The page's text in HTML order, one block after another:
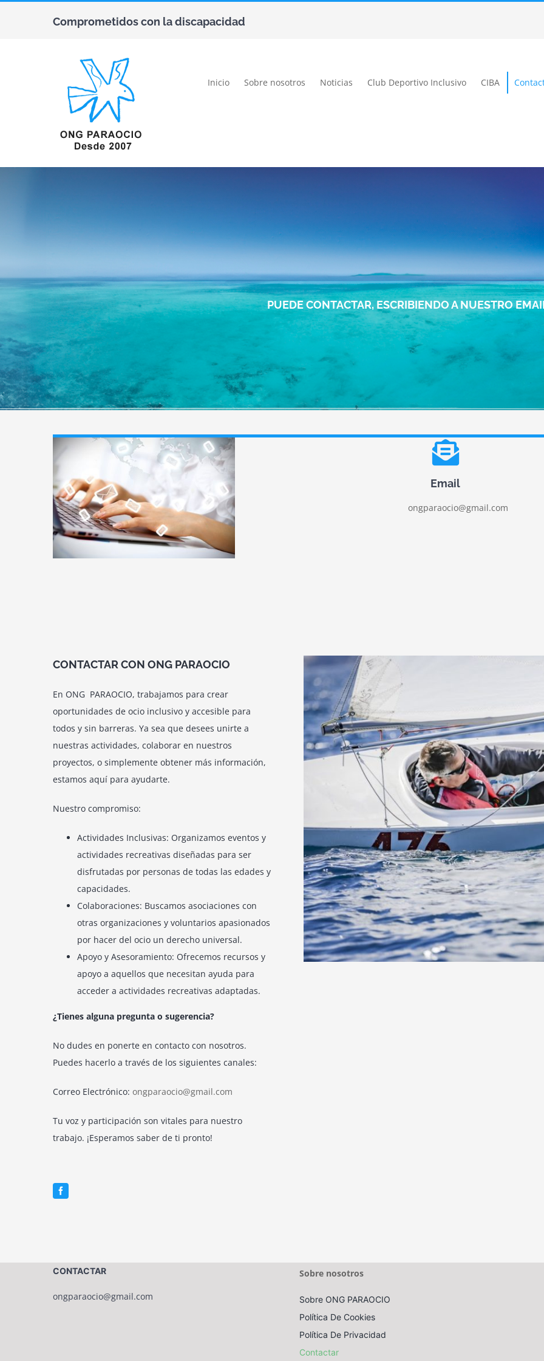
Comprometidos con la discapacidad
Inicio Sobre nosotros Noticias Club Deportivo Inclusivo CIBA
PUEDE CONTACTAR, ESCRIBIENDO A NUESTRO
Email
ongparaocio@gmail.com
CONTACTAR CON ONG PARAOCIO
En ONG PARAOCIO, trabajamos para crear
oportunidades de ocio inclusivo y accesible para
todos y sin barreras. Ya sea que desees unirte a
nuestras actividades, colaborar en nuestros
proyectos, o simplemente obtener más información,
estamos aquí para ayudarte.
Nuestro compromiso:
Actividades Inclusivas: Organizamos eventos y
actividades recreativas diseñadas para ser
disfrutadas por personas de todas las edades y
capacidades.
Colaboraciones: Buscamos asociaciones con
otras organizaciones y voluntarios apasionados
por hacer del ocio un derecho universal.
Apoyo y Asesoramiento: Ofrecemos recursos y
apoyo a aquellos que necesitan ayuda para
acceder a actividades recreativas adaptadas.
¿Tienes alguna pregunta o sugerencia?
No dudes en ponerte en contacto con nosotros.
Puedes hacerlo a través de los siguientes canales:
Correo Electrónico: ongparaocio@gmail.com
Tu voz y participación son vitales para nuestro
trabajo. ¡Esperamos saber de ti pronto!
CONTACTAR
ongparaocio@gmail.com
Sobre nosotros
Sobre ONG PARAOCIO
Política De Cookies
Política De Privacidad
Contactar